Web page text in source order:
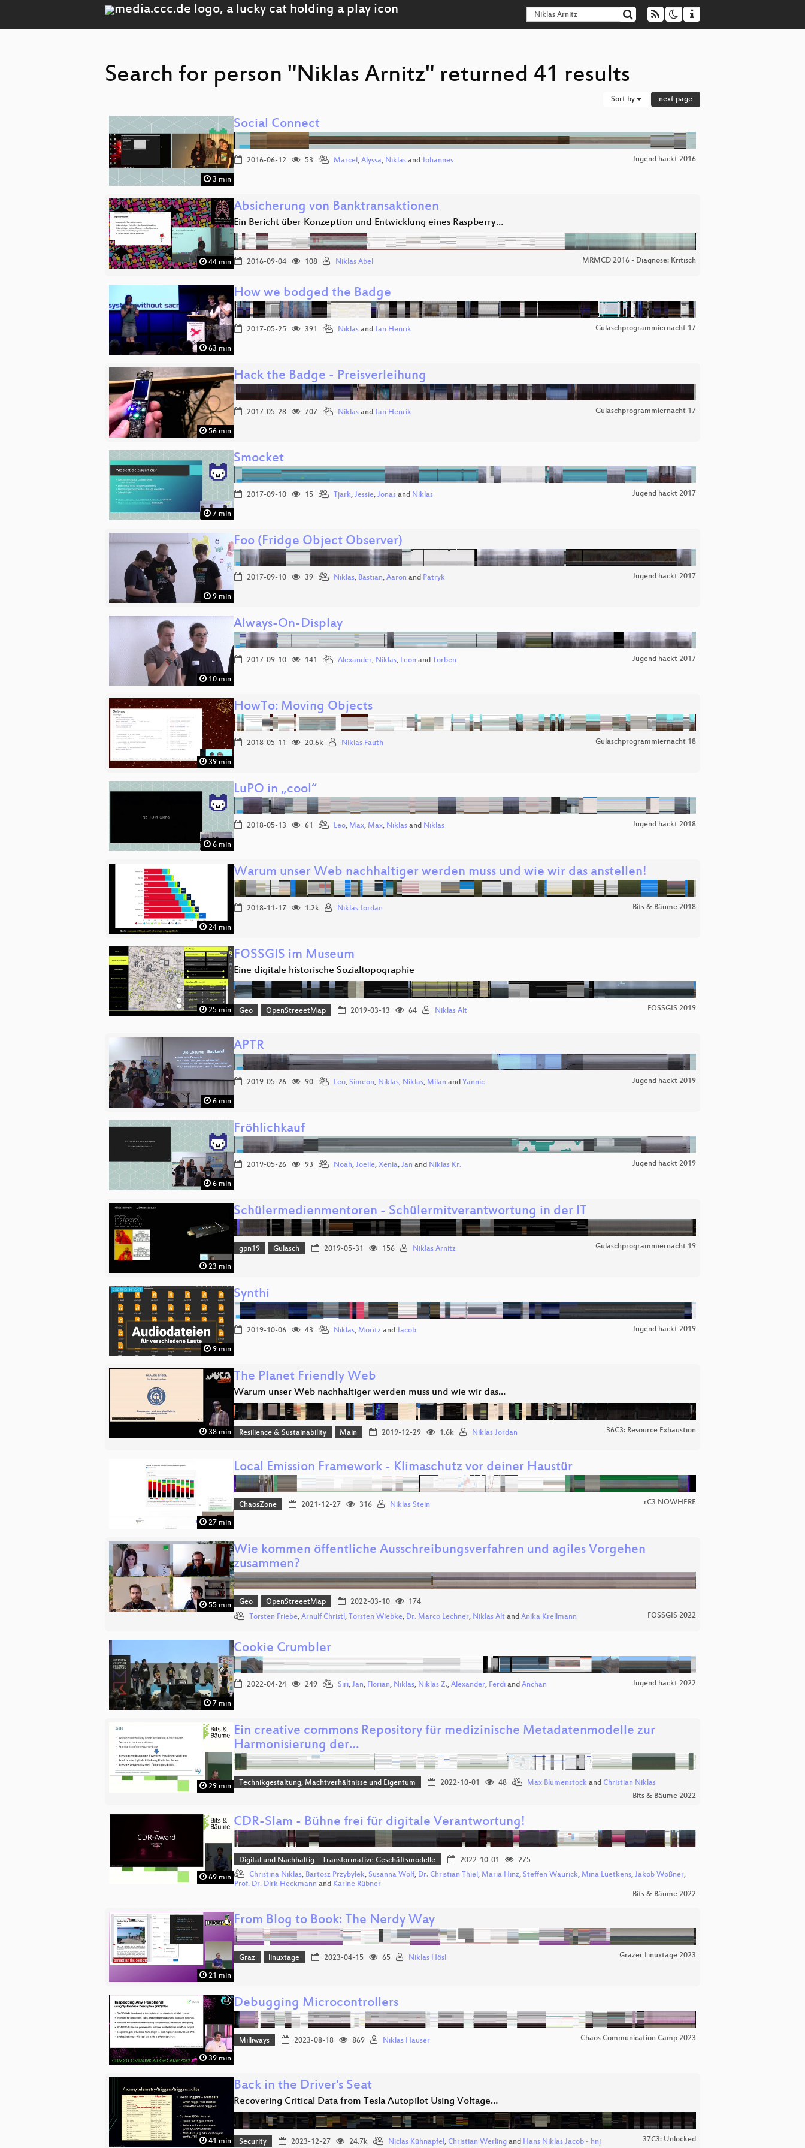
Search for person "Niklas Arnitz" returned 41 results
Sort by next page
3 min
Social Connect
2016-06-12 53 Marcel, Alyssa, Niklas and Johannes Jugend hackt 2016
44 min
Absicherung von Banktransaktionen
Ein Bericht über Konzeption und Entwicklung eines Raspberry…
2016-09-04 108 Niklas Abel MRMCD 2016 - Diagnose: Kritisch
63 min
How we bodged the Badge
2017-05-25 391 Niklas and Jan Henrik Gulaschprogrammiernacht 17
56 min
Hack the Badge - Preisverleihung
2017-05-28 707 Niklas and Jan Henrik Gulaschprogrammiernacht 17
7 min
Smocket
2017-09-10 15 Tjark, Jessie, Jonas and Niklas Jugend hackt 2017
9 min
Foo (Fridge Object Observer)
2017-09-10 39 Niklas, Bastian, Aaron and Patryk Jugend hackt 2017
10 min
Always-On-Display
2017-09-10 141 Alexander, Niklas, Leon and Torben Jugend hackt 2017
39 min
HowTo: Moving Objects
2018-05-11 20.6k Niklas Fauth Gulaschprogrammiernacht 18
6 min
LuPO in „cool“
2018-05-13 61 Leo, Max, Max, Niklas and Niklas Jugend hackt 2018
24 min
Warum unser Web nachhaltiger werden muss und wie wir das anstellen!
2018-11-17 1.2k Niklas Jordan Bits & Bäume 2018
25 min
FOSSGIS im Museum
Eine digitale historische Sozialtopographie
Geo OpenStreeetMap 2019-03-13 64 Niklas Alt FOSSGIS 2019
6 min
APTR
2019-05-26 90 Leo, Simeon, Niklas, Niklas, Milan and Yannic Jugend hackt 2019
6 min
Fröhlichkauf
2019-05-26 93 Noah, Joelle, Xenia, Jan and Niklas Kr. Jugend hackt 2019
23 min
Schülermedienmentoren - Schülermitverantwortung in der IT
gpn19 Gulasch 2019-05-31 156 Niklas Arnitz Gulaschprogrammiernacht 19
9 min
Synthi
2019-10-06 43 Niklas, Moritz and Jacob Jugend hackt 2019
38 min
The Planet Friendly Web
Warum unser Web nachhaltiger werden muss und wie wir das…
Resilience & Sustainability Main 2019-12-29 1.6k Niklas Jordan 36C3: Resource Exhaustion
27 min
Local Emission Framework - Klimaschutz vor deiner Haustür
ChaosZone 2021-12-27 316 Niklas Stein rC3 NOWHERE
55 min
Wie kommen öffentliche Ausschreibungsverfahren und agiles Vorgehen
zusammen?
Geo OpenStreeetMap 2022-03-10
174
Torsten Friebe, Arnulf Christl , Torsten Wiebke, Dr. Marco Lechner, Niklas Alt and Anika Krellmann FOSSGIS 2022
7 min
Cookie Crumbler
2022-04-24 249 Siri, Jan, Florian, Niklas, Niklas Z., Alexander, Ferdi and Anchan Jugend hackt 2022
29 min
Ein creative commons Repository für medizinische Metadatenmodelle zur
Harmonisierung der…
Technikgestaltung, Machtverhältnisse und Eigentum 2022-10-01 48 Max Blumenstockand Christian Niklas
Bits & Bäume 2022
69 min
CDR-Slam - Bühne frei für digitale Verantwortung!
Digital und Nachhaltig – Transformative Geschäftsmodelle 2022-10-01
275
Christina Niklas, Bartosz Przybylek, Susanna Wolf, Dr. Christian Thiel, Maria Hinz, Steffen Waurick, Mina Luetkens, Jakob Wößner,
Prof. Dr. Dirk Heckmann and Karine Rübner
Bits & Bäume 2022
21 min
From Blog to Book: The Nerdy Way
Graz linuxtage 2023-04-15 65 Niklas Hösl Grazer Linuxtage 2023
39 min
Debugging Microcontrollers
Milliways 2023-08-18 869 Niklas Hauser Chaos Communication Camp 2023
41 min
Back in the Driver's Seat
Recovering Critical Data from Tesla Autopilot Using Voltage…
Security 2023-12-27 24.7k Niclas Kühnapfel, Christian Werlingand Hans Niklas Jacob - hnj 37C3: Unlocked